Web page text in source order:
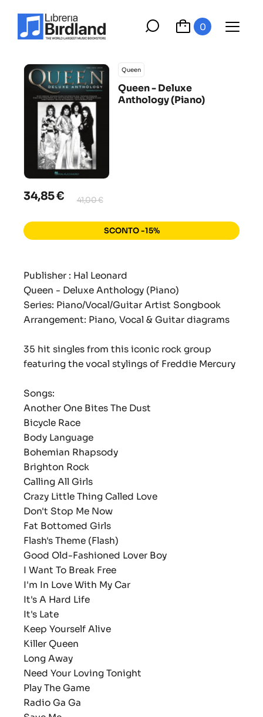
0
Queen
Queen - Deluxe
Anthology (Piano)
34,85 € 41,00 €
SCONTO -15%
Publisher : Hal Leonard
Queen - Deluxe Anthology (Piano)
Series: Piano/Vocal/Guitar Artist Songbook
Arrangement: Piano, Vocal & Guitar diagrams
35 hit singles from this iconic rock group
featuring the vocal stylings of Freddie Mercury
Songs:
Another One Bites The Dust
Bicycle Race
Body Language
Bohemian Rhapsody
Brighton Rock
Calling All Girls
Crazy Little Thing Called Love
Don't Stop Me Now
Fat Bottomed Girls
Flash's Theme (Flash)
Good Old-Fashioned Lover Boy
I Want To Break Free
I'm In Love With My Car
It's A Hard Life
It's Late
Keep Yourself Alive
Killer Queen
Long Away
Need Your Loving Tonight
Play The Game
Radio Ga Ga